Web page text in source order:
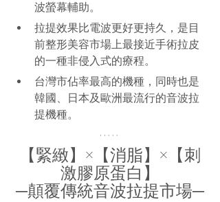
波螢幕輔助。
拉提效果比電波更好更持久，是目
前整形美容市場上最接近手術拉皮
的一種非侵入式的療程。
台灣市佔率最高的機種，同時也是
韓國、日本及歐洲最流行的音波拉
提機種。
【緊緻】×【消脂】×【刺
激膠原蛋白】
─顛覆傳統音波拉提市場─